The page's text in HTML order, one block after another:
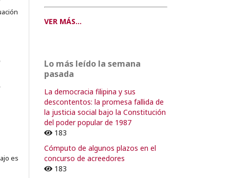
es
VER MÁS...
Lo más leído la semana
pasada
La democracia filipina y sus
descontentos: la promesa fallida de
la justicia social bajo la Constitución
del poder popular de 1987
183
Cómputo de algunos plazos en el
concurso de acreedores
183